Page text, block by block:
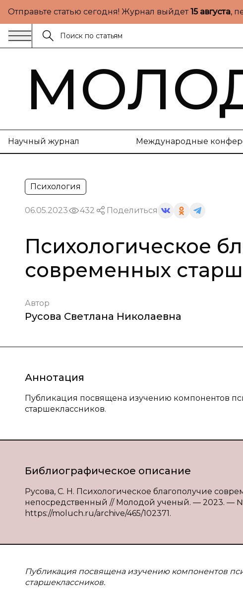
Отправьте статью сегодня! Журнал выйдет15 августа,
Научный журнал Международные
Психология
06.05.2023 432 Поделиться
Психологическое
современных
Автор
Русова Светлана Николаевна
Аннотация
Публикация посвящена изучению компонентов
старшеклассников.
Библиографическое описание
Русова, С. Н. Психологическое благополучие
непосредственный // Молодой ученый. — 2023. — №
https://moluch.ru/archive/465/102371.
Публикация посвящена изучению компонентов
старшеклассников.